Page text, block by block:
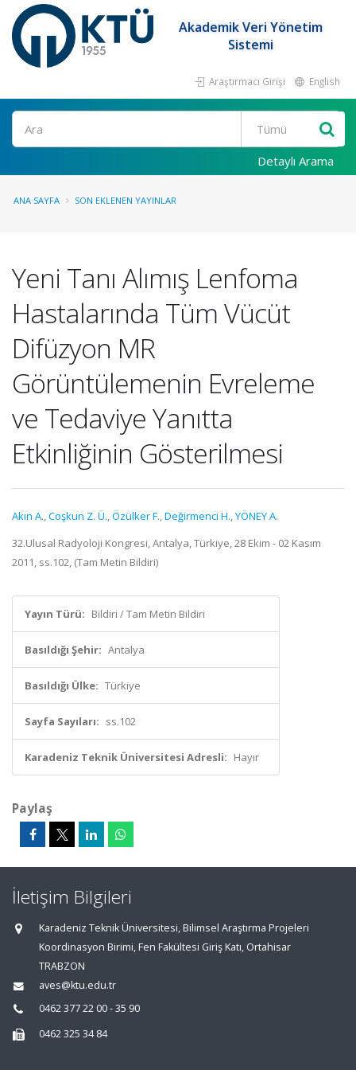
Akademik Veri Yönetim
Sistemi
Araştırmacı Girişi English
Ara
Detaylı Arama
ANA SAYFA SON EKLENEN YAYINLAR
Yeni Tanı Alımış Lenfoma
Hastalarında Tüm Vücüt
Difüzyon MR
Görüntülemenin Evreleme
ve Tedaviye Yanıtta
Etkinliğinin Gösterilmesi
Akın A.,Coşkun Z. Ü.,Özülker F.,Değirmenci H.,YÖNEY A.
32.Ulusal Radyoloji Kongresi, Antalya, Türkiye, 28 Ekim - 02 Kasım
2011, ss.102, (Tam Metin Bildiri)
Yayın Türü: Bildiri / Tam Metin Bildiri
Basıldığı Şehir: Antalya
Basıldığı Ülke: Türkiye
Sayfa Sayıları: ss.102
Karadeniz Teknik Üniversitesi Adresli: Hayır
Paylaş
İletişim Bilgileri
Karadeniz Teknik Üniversitesi, Bilimsel Araştırma Projeleri
Koordinasyon Birimi, Fen Fakültesi Giriş Katı, Ortahisar
TRABZON
aves@ktu.edu.tr
0462 377 22 00 - 35 90
0462 325 34 84